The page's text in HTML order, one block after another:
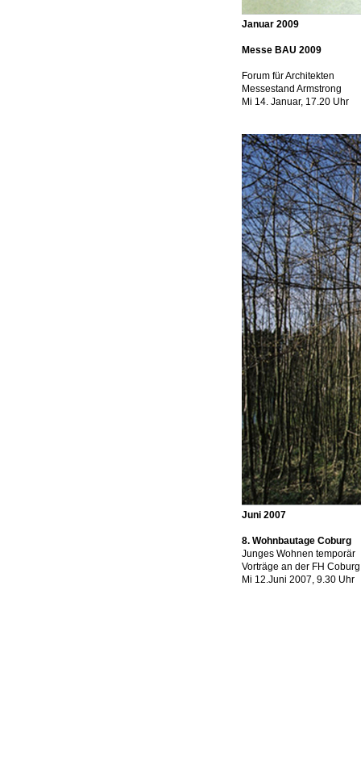
Januar 2009
Messe BAU 2009
Forum für Architekten
Messestand Armstrong
Mi 14. Januar, 17.20 Uhr
Juni 2007
8. Wohnbautage Coburg
Junges Wohnen temporär
Vorträge an der FH Coburg
Mi 12.Juni 2007, 9.30 Uhr